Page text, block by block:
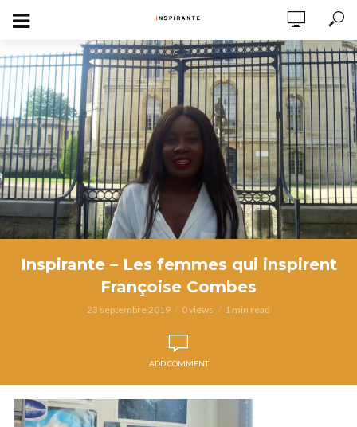
Inspirante – Les femmes qui inspirent
Françoise Combes
23 septembre 2019 0 views 1 min read
ADD COMMENT